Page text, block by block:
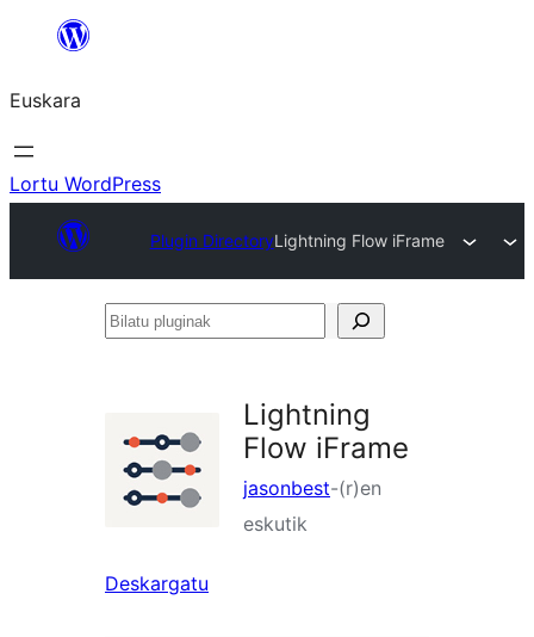
Euskara
Lortu WordPress
Plugin DirectoryLightning Flow iFrame
Bilatu
Lightning
Flow iFrame
jasonbest-(r)en
eskutik
Deskargatu